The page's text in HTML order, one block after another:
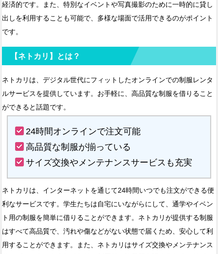
経済的です。また、特別なイベントや写真撮影のために一時的に貸し
出しを利用することも可能で、多様な場面で活用できるのがポイント
です。
【ネトカリ】とは？
ネトカリは、デジタル世代にフィットしたオンラインでの制服レンタ
ルサービスを提供しています。お手軽に、高品質な制服を借りること
ができると話題です。
24時間オンラインで注文可能
高品質な制服が揃っている
サイズ交換やメンテナンスサービスも充実
ネトカリは、インターネットを通じて24時間いつでも注文ができる便
利なサービスです。学生たちは自宅にいながらにして、通学やイベン
ト用の制服を簡単に借りることができます。ネトカリが提供する制服
はすべて高品質で、汚れや傷などがない状態で届くため、安心して利
用することができます。また、ネトカリはサイズ交換やメンテナンス